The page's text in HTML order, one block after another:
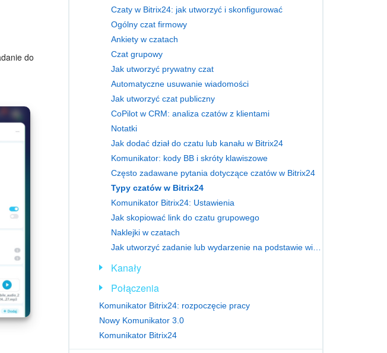
do
Czaty w Bitrix24: jak utworzyć i skonfigurować
Ogólny czat firmowy
Ankiety w czatach
Czat grupowy
Jak utworzyć prywatny czat
Automatyczne usuwanie wiadomości
Jak utworzyć czat publiczny
CoPilot w CRM: analiza czatów z klientami
Notatki
Jak dodać dział do czatu lub kanału w Bitrix24
Komunikator: kody BB i skróty klawiszowe
Często zadawane pytania dotyczące czatów w Bitrix24
Typy czatów w Bitrix24
Komunikator Bitrix24: Ustawienia
Jak skopiować link do czatu grupowego
Naklejki w czatach
Kanały
Połączenia
Komunikator Bitrix24: rozpoczęcie pracy
Nowy Komunikator 3.0
Komunikator Bitrix24